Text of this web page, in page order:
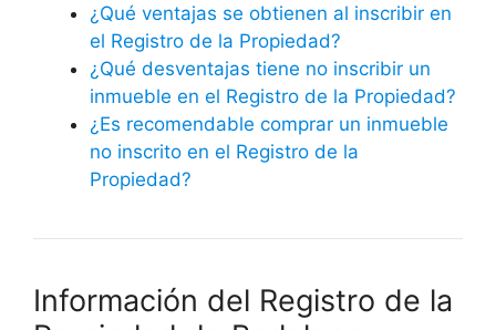
¿Qué ventajas se obtienen al inscribir en
el Registro de la Propiedad?
¿Qué desventajas tiene no inscribir un
inmueble en el Registro de la Propiedad?
¿Es recomendable comprar un inmueble
no inscrito en el Registro de la
Propiedad?
Información del Registro de la